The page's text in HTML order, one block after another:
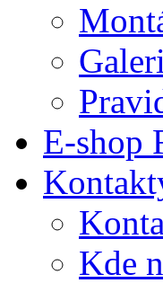
E-shop
Kde